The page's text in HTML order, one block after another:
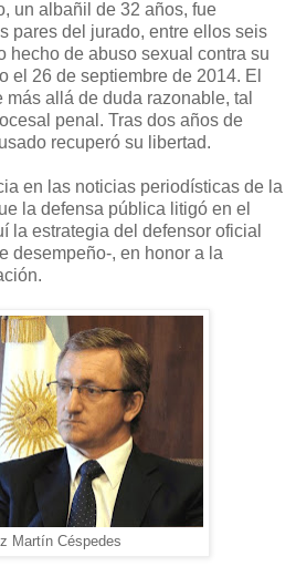
un albañil de 32 años, fue
pares del jurado, entre ellos seis
hecho de abuso sexual contra su
el 26 de septiembre de 2014. El
allá de duda razonable, tal
penal. Tras dos años de
recuperó su libertad.
en las noticias periodísticas de la
la defensa pública litigó en el
la estrategia del defensor oficial
desempeño-, en honor a la
Martín Céspedes